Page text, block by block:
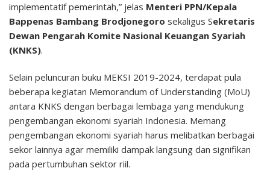
implementatif pemerintah,” jelas Menteri PPN/Kepala
Bappenas Bambang Brodjonegoro sekaligus Sekretaris
Dewan Pengarah Komite Nasional Keuangan Syariah
(KNKS).
Selain peluncuran buku MEKSI 2019-2024, terdapat pula
beberapa kegiatan Memorandum of Understanding (MoU)
antara KNKS dengan berbagai lembaga yang mendukung
pengembangan ekonomi syariah Indonesia. Memang
pengembangan ekonomi syariah harus melibatkan berbagai
sekor lainnya agar memiliki dampak langsung dan signifikan
pada pertumbuhan sektor riil.